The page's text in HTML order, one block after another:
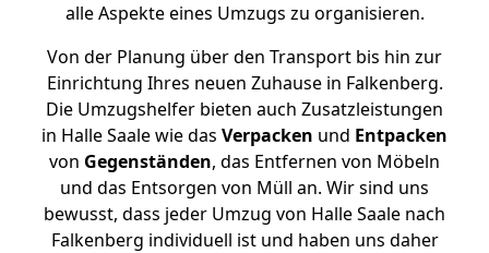
alle Aspekte eines Umzugs zu organisieren.
Von der Planung über den Transport bis hin zur
Einrichtung Ihres neuen Zuhause in Falkenberg.
Die Umzugshelfer bieten auch Zusatzleistungen
in Halle Saale wie das Verpacken und Entpacken
von Gegenständen, das Entfernen von Möbeln
und das Entsorgen von Müll an. Wir sind uns
bewusst, dass jeder Umzug von Halle Saale nach
Falkenberg individuell ist und haben uns daher